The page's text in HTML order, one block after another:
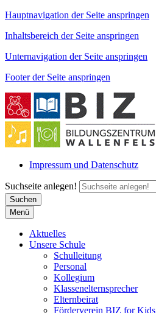
Hauptnavigation der Seite anspringen
Inhaltsbereich der Seite anspringen
Unternavigation der Seite anspringen
Footer der Seite anspringen
Impressum und Datenschutz
Suchseite anlegen!
Suchen
Menü
Aktuelles
Unsere Schule
Schulleitung
Personal
Kollegium
Klassenelternsprecher
Elternbeirat
Förderverein BIZ for Kids